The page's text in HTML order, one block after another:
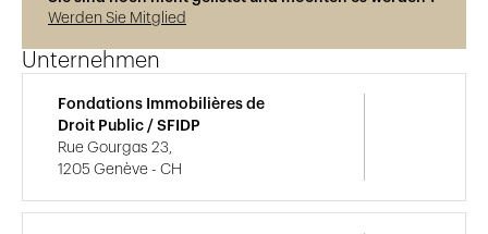
Werden Sie Mitglied
Unternehmen
Fondations Immobilières de
Droit Public / SFIDP
Rue Gourgas 23,
1205 Genève - CH